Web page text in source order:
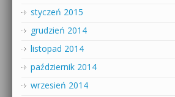
styczeń 2015
grudzień 2014
listopad 2014
październik 2014
wrzesień 2014